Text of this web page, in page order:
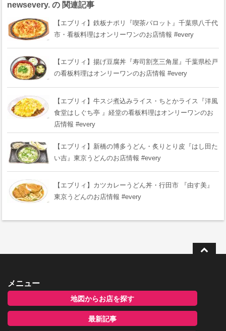
newsevery. の 関連記事
【エブリィ】鉄板ナポリ『喫茶パロット』千葉県八千代
市・看板料理はオンリーワンのお店情報 #every
【エブリィ】揚げ豆腐丼『寿司割烹三角屋』千葉県松戸
の看板料理はオンリーワンのお店情報 #every
【エブリィ】牛スジ煮込みライス・ちとかライス『洋風
食堂はしぐち亭 』経堂の看板料理はオンリーワンのお
店情報 #every
【エブリィ】新橋の博多うどん・炙りとり皮『はし田た
い吉』東京うどんのお店情報 #every
【エブリィ】カツカレーうどん丼・行田市 『由す美』
東京うどんのお店情報 #every
メニュー
地図からお店を探す
最新記事